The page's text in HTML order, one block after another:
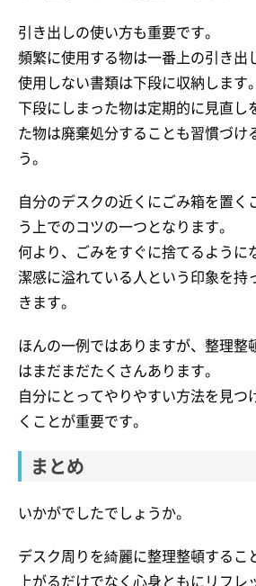
引き出しの使い方も重要です。
頻繁に使用する物は一番上の引き出
使用しない書類は下段に収納します。
下段にしまった物は定期的に見直し
た物は廃棄処分することも習慣づけ
う。
自分のデスクの近くにごみ箱を置く
う上でのコツの一つとなります。
何より、ごみをすぐに捨てるように
潔感に溢れている人という印象を持
きます。
ほんの一例ではありますが、整理整
はまだまだたくさんあります。
自分にとってやりやすい方法を見つ
くことが重要です。
まとめ
いかがでしたでしょうか。
デスク周りを綺麗に整理整頓するこ
上がるだけでなく心身ともにリフ